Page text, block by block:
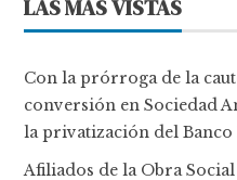
LAS MÁS VISTAS
Con la prórroga de la
conversión en Sociedad
la privatización del Banco
Afiliados de la Obra